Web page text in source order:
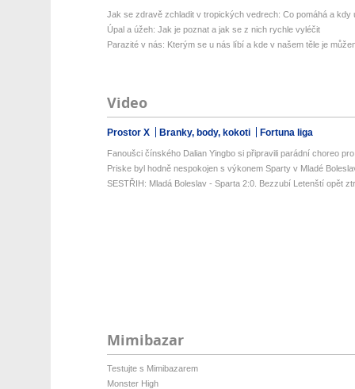
Jak se zdravě zchladit v tropických vedrech: Co pomáhá a kdy
Úpal a úžeh: Jak je poznat a jak se z nich rychle vyléčit
Parazité v nás: Kterým se u nás líbí a kde v našem těle je
Video
Prostor X Branky, body, kokoti Fortuna liga
Fanoušci čínského Dalian Yingbo si připravili parádní choreo
Priske byl hodně nespokojen s výkonem Sparty v Mladé
SESTŘIH: Mladá Boleslav - Sparta 2:0. Bezzubí Letenští opět
Mimibazar
Testujte s Mimibazarem
Monster High